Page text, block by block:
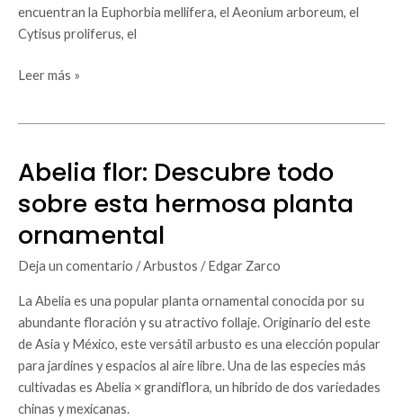
encuentran la Euphorbia mellifera, el Aeonium arboreum, el
Cytisus proliferus, el
Leer más »
Abelia flor: Descubre todo
sobre esta hermosa planta
ornamental
Deja un comentario /Arbustos /Edgar Zarco
La Abelia es una popular planta ornamental conocida por su
abundante floración y su atractivo follaje. Originario del este
de Asia y México, este versátil arbusto es una elección popular
para jardines y espacios al aire libre. Una de las especies más
cultivadas es Abelia × grandiflora, un híbrido de dos variedades
chinas y mexicanas.
Abelia
Descubre
todo
esta
hermosa
planta
ornamental